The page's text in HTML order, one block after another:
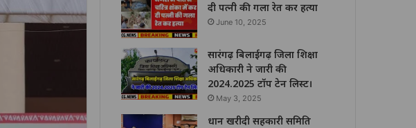
दी पत्नी की गला रेत कर हत्या
June 10, 2025
सारंगढ़ बिलाईगढ़ जिला शिक्षा
अधिकारी ने जारी की
2024.2025 टॉप टेन लिस्ट।
May 3, 2025
धान खरीदी सहकारी समिति